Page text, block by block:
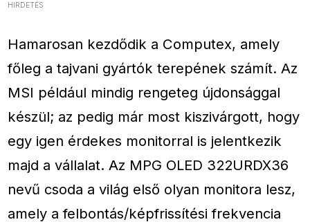
HIRDETÉS
Hamarosan kezdődik a Computex, amely
főleg a tajvani gyártók terepének számít. Az
MSI például mindig rengeteg újdonsággal
készül; az pedig már most kiszivárgott, hogy
egy igen érdekes monitorral is jelentkezik
majd a vállalat. Az MPG OLED 322URDX36
nevű csoda a világ első olyan monitora lesz,
amely a felbontás/képfrissítési frekvencia